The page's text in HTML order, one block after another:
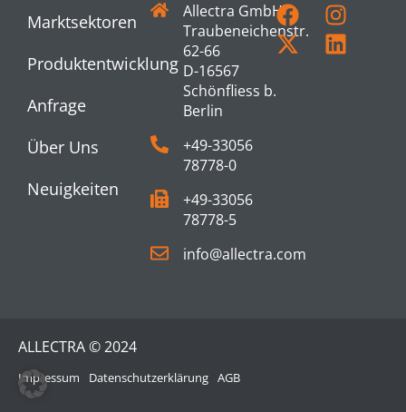
Marktsektoren
Produktentwicklung
Anfrage
Über Uns
Neuigkeiten
Allectra GmbH
Traubeneichenstr.
62-66
D-16567
Schönfliess b.
Berlin
+49-33056
78778-0
+49-33056
78778-5
info@allectra.com
ALLECTRA © 2024
Impressum Datenschutzerklärung AGB